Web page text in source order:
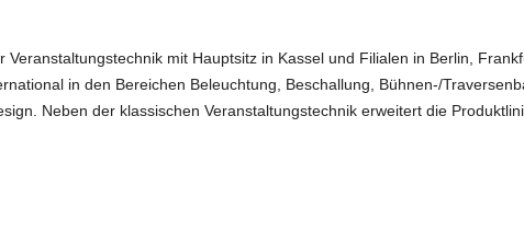
mit Hauptsitz in Kassel und Filialen in Berlin,
in den Bereichen Beleuchtung, Beschallung, Bühnen-/
Neben der klassischen Veranstaltungstechnik erweitert die